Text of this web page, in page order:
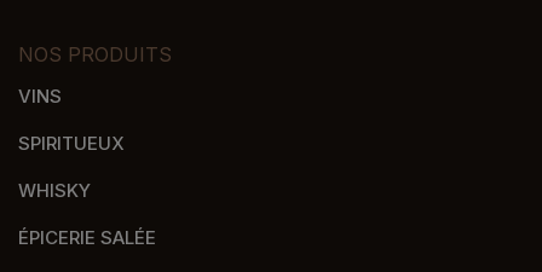
NOS PRODUITS
VINS
SPIRITUEUX
WHISKY
ÉPICERIE SALÉE